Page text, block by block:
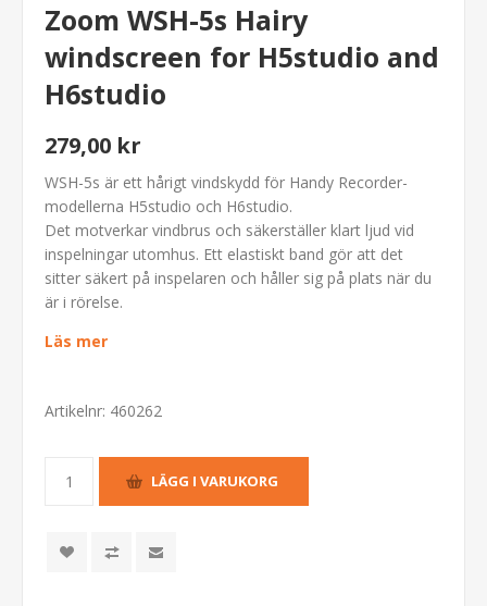
Zoom WSH-5s Hairy
windscreen for H5studio and
H6studio
279,00 kr
WSH-5s är ett hårigt vindskydd för Handy Recorder-
modellerna H5studio och H6studio.
Det motverkar vindbrus och säkerställer klart ljud vid
inspelningar utomhus. Ett elastiskt band gör att det
sitter säkert på inspelaren och håller sig på plats när du
är i rörelse.
Läs mer
Artikelnr: 460262